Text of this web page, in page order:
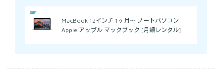
MacBook 12インチ 1ヶ月～ ノートパソコン
Apple アップル マックブック [月額レンタル]